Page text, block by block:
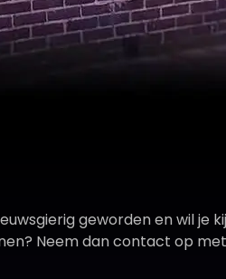
geworden en wil je
Neem dan contact op